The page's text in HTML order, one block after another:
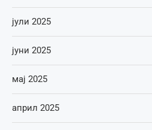
јули 2025
јуни 2025
мај 2025
април 2025